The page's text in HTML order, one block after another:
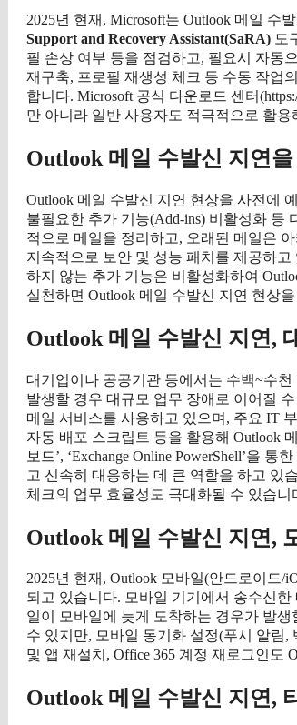
2025년 현재, Microsoft는 Outlook 메일 수
Support and Recovery Assistant(SaRA) 도
필 손상 여부 등을 점검하고, 필요시 자동
재구축, 프로필 재생성 체크 등 수동 작업
합니다. Microsoft 공식 다운로드 센터
만 아니라 일반 사용자도 적극적으로 활
Outlook 메일 수발신 지연
Outlook 메일 수발신 지연 현상을 사전에
불필요한 추가 기능(Add-ins) 비활성화 등
적으로 메일을 정리하고, 오래된 메일은
지속적으로 보안 및 성능 패치를 제공하
하지 않는 추가 기능은 비활성화하여
실천하면 Outlook 메일 수발신 지연 현상
Outlook 메일 수발신 지연,
대기업이나 공공기관 등에서는 수백~수
발생할 경우 대규모 업무 장애로 이어질
메일 서비스를 사용하고 있으며, 주요 IT
자동 배포 스크립트 등을 활용해 Outlook
보드’, ‘Exchange Online PowerShell’을
고 신속히 대응하는 데 큰 역할을 하고 있
체크의 업무 효율성도 극대화될 수 있습니
Outlook 메일 수발신 지연,
2025년 현재, Outlook 모바일(안드로이드
되고 있습니다. 모바일 기기에서 송수신
일이 모바일에 늦게 도착하는 경우가 발
수 있지만, 모바일 동기화 설정(푸시 알림,
및 앱 재설치, Office 365 계정 재로그인도
Outlook 메일 수발신 지연,